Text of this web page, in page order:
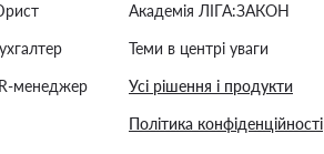
менеджер
Академія ЛІГА:ЗАКОН
Теми в центрі уваги
Усі рішення і продукти
Політика конфіденційності